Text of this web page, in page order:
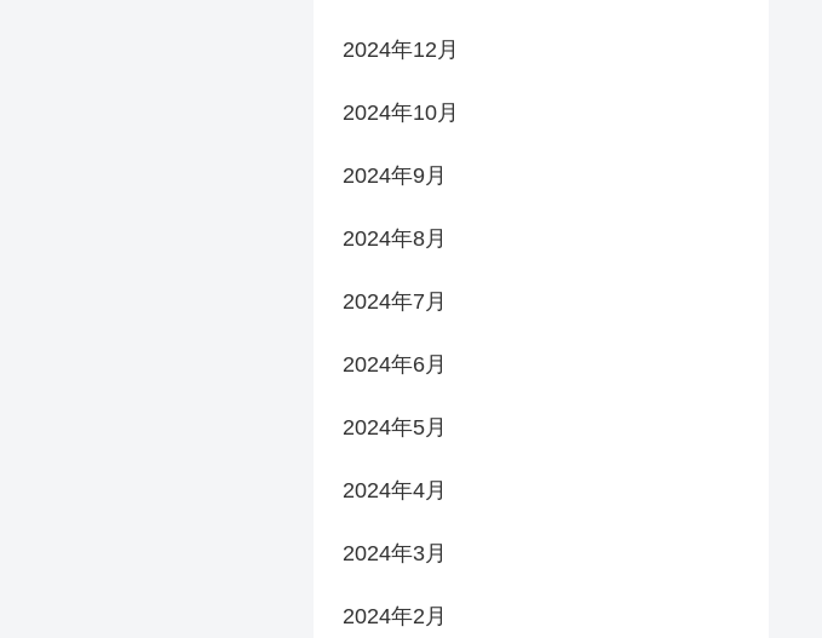
2024年12月
2024年10月
2024年9月
2024年8月
2024年7月
2024年6月
2024年5月
2024年4月
2024年3月
2024年2月